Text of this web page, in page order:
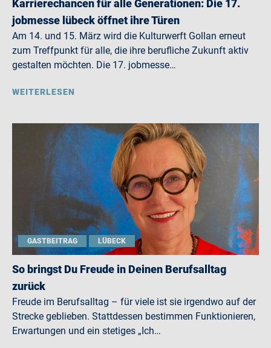
Karrierechancen für alle Generationen: Die 17.
jobmesse lübeck öffnet ihre Türen
Am 14. und 15. März wird die Kulturwerft Gollan erneut
zum Treffpunkt für alle, die ihre berufliche Zukunft aktiv
gestalten möchten. Die 17. jobmesse…
WEITERLESEN
GASTBEITRAG LÜBECK
So bringst Du Freude in Deinen Berufsalltag
zurück
Freude im Berufsalltag – für viele ist sie irgendwo auf der
Strecke geblieben. Stattdessen bestimmen Funktionieren,
Erwartungen und ein stetiges „Ich…